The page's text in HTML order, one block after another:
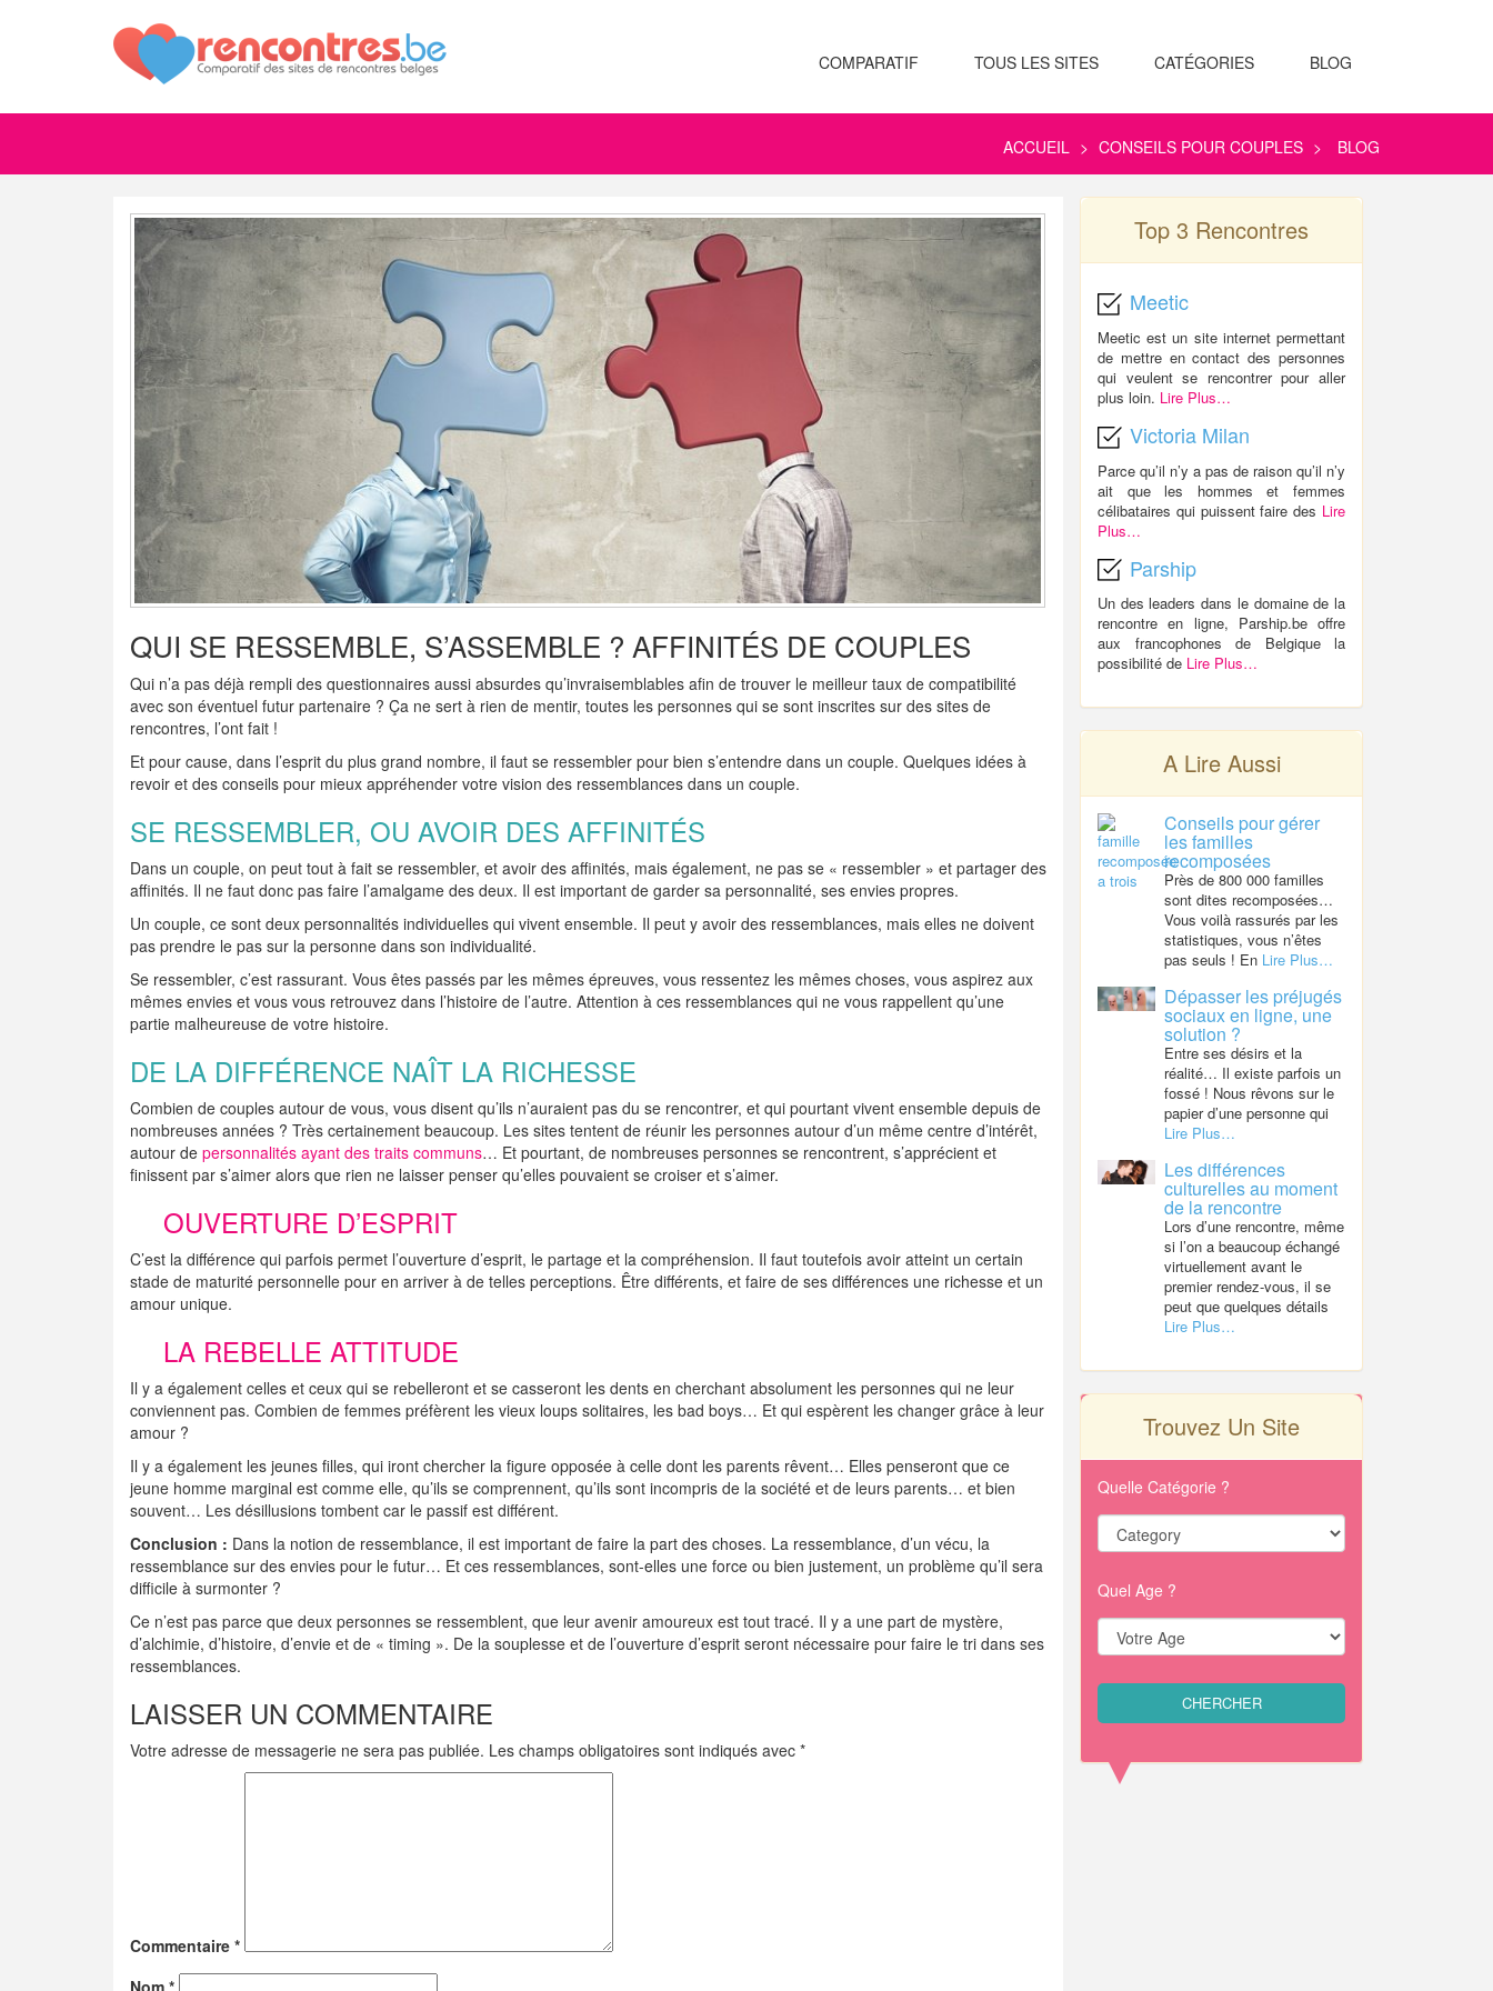
COMPARATIF TOUS LES SITES CATÉGORIES BLOG
ACCUEIL > CONSEILS POUR COUPLES > BLOG
QUI SE RESSEMBLE, S’ASSEMBLE ? AFFINITÉS DE COUPLES
Qui n’a pas déjà rempli des questionnaires aussi absurdes qu’invraisemblables afin de trouver le meilleur taux de compatibilité
avec son éventuel futur partenaire ? Ça ne sert à rien de mentir, toutes les personnes qui se sont inscrites sur des sites de
rencontres, l’ont fait !
Et pour cause, dans l’esprit du plus grand nombre, il faut se ressembler pour bien s’entendre dans un couple. Quelques idées à
revoir et des conseils pour mieux appréhender votre vision des ressemblances dans un couple.
SE RESSEMBLER, OU AVOIR DES AFFINITÉS
Dans un couple, on peut tout à fait se ressembler, et avoir des affinités, mais également, ne pas se « ressembler » et partager des
affinités. Il ne faut donc pas faire l’amalgame des deux. Il est important de garder sa personnalité, ses envies propres.
Un couple, ce sont deux personnalités individuelles qui vivent ensemble. Il peut y avoir des ressemblances, mais elles ne doivent
pas prendre le pas sur la personne dans son individualité.
Se ressembler, c’est rassurant. Vous êtes passés par les mêmes épreuves, vous ressentez les mêmes choses, vous aspirez aux
mêmes envies et vous vous retrouvez dans l’histoire de l’autre. Attention à ces ressemblances qui ne vous rappellent qu’une
partie malheureuse de votre histoire.
DE LA DIFFÉRENCE NAÎT LA RICHESSE
Combien de couples autour de vous, vous disent qu’ils n’auraient pas du se rencontrer, et qui pourtant vivent ensemble depuis de
nombreuses années ? Très certainement beaucoup. Les sites tentent de réunir les personnes autour d’un même centre d’intérêt,
autour de personnalités ayant des traits communs… Et pourtant, de nombreuses personnes se rencontrent, s’apprécient et
finissent par s’aimer alors que rien ne laisser penser qu’elles pouvaient se croiser et s’aimer.
OUVERTURE D’ESPRIT
C’est la différence qui parfois permet l’ouverture d’esprit, le partage et la compréhension. Il faut toutefois avoir atteint un certain
stade de maturité personnelle pour en arriver à de telles perceptions. Être différents, et faire de ses différences une richesse et un
amour unique.
LA REBELLE ATTITUDE
Il y a également celles et ceux qui se rebelleront et se casseront les dents en cherchant absolument les personnes qui ne leur
conviennent pas. Combien de femmes préfèrent les vieux loups solitaires, les bad boys… Et qui espèrent les changer grâce à leur
amour ?
Il y a également les jeunes filles, qui iront chercher la figure opposée à celle dont les parents rêvent… Elles penseront que ce
jeune homme marginal est comme elle, qu’ils se comprennent, qu’ils sont incompris de la société et de leurs parents… et bien
souvent… Les désillusions tombent car le passif est différent.
Conclusion : Dans la notion de ressemblance, il est important de faire la part des choses. La ressemblance, d’un vécu, la
ressemblance sur des envies pour le futur… Et ces ressemblances, sont-elles une force ou bien justement, un problème qu’il sera
difficile à surmonter ?
Ce n’est pas parce que deux personnes se ressemblent, que leur avenir amoureux est tout tracé. Il y a une part de mystère,
d’alchimie, d’histoire, d’envie et de « timing ». De la souplesse et de l’ouverture d’esprit seront nécessaire pour faire le tri dans ses
ressemblances.
LAISSER UN COMMENTAIRE
Votre adresse de messagerie ne sera pas publiée. Les champs obligatoires sont indiqués avec *
Commentaire *
Nom *
Top 3 Rencontres
Meetic
Meetic est un site internet permettant
de mettre en contact des personnes
qui veulent se rencontrer pour aller
plus loin. Lire Plus…
Victoria Milan
Parce qu’il n’y a pas de raison qu’il n’y
ait que les hommes et femmes
célibataires qui puissent faire des Lire
Plus…
Parship
Un des leaders dans le domaine de la
rencontre en ligne, Parship.be offre
aux francophones de Belgique la
possibilité de Lire Plus…
A Lire Aussi
Conseils pour gérer
les familles
recomposées
Près de 800 000 familles
sont dites recomposées…
Vous voilà rassurés par les
statistiques, vous n’êtes
pas seuls ! En Lire Plus…
Dépasser les préjugés
sociaux en ligne, une
solution ?
Entre ses désirs et la
réalité… Il existe parfois un
fossé ! Nous rêvons sur le
papier d’une personne qui
Lire Plus…
Les différences
culturelles au moment
de la rencontre
Lors d’une rencontre, même
si l’on a beaucoup échangé
virtuellement avant le
premier rendez-vous, il se
peut que quelques détails
Lire Plus…
Trouvez Un Site
Quelle Catégorie ?
Quel Age ?